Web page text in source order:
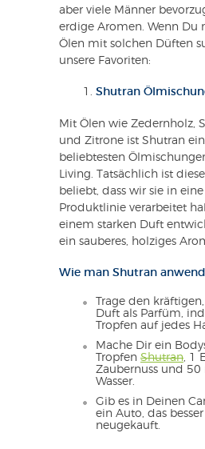
aber viele Männer
erdige Aromen. Wenn Du
Ölen mit solchen Düften
unsere Favoriten:
Shutran
Mit Ölen wie Zedernholz,
und Zitrone ist Shutran
beliebtesten
Living. Tatsächlich ist
beliebt, dass wir sie in
Produktlinie verarbeitet
einem starken Duft
ein sauberes, holziges
Wie man Shutran
Trage den
Duft als Parfüm,
Tropfen auf jedes
Mache Dir ein
Tropfen Shutran , 1
Zaubernuss und
Wasser.
Gib es in Deinen
ein Auto, das
neugekauft.